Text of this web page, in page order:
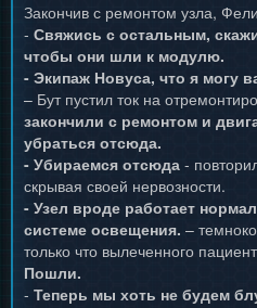
Закончив с ремонтом узла,
- Свяжись с остальным,
чтобы они шли к модулю.
- Экипаж Новуса, что я могу
– Бут пустил ток на
закончили с ремонтом и
убраться отсюда.
- Убираемся отсюда -
скрывая своей нервозности.
- Узел вроде работает
системе освещения. –
только что вылеченного
Пошли.
- Теперь мы хоть не будем